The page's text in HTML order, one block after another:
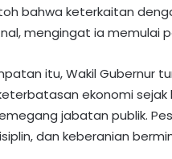
bahwa keterkaitan
mengingat ia memulai
itu, Wakil Gubernur
ekonomi sejak
jabatan publik.
dan keberanian